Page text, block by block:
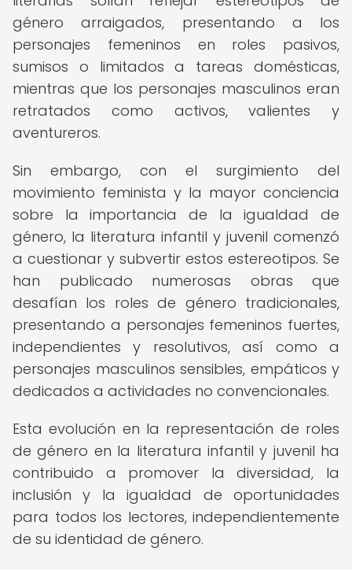
género arraigados, presentando a los
personajes femeninos en roles pasivos,
sumisos o limitados a tareas domésticas,
mientras que los personajes masculinos eran
retratados como activos, valientes y
aventureros.
Sin embargo, con el surgimiento del
movimiento feminista y la mayor conciencia
sobre la importancia de la igualdad de
género, la literatura infantil y juvenil comenzó
a cuestionar y subvertir estos estereotipos. Se
han publicado numerosas obras que
desafían los roles de género tradicionales,
presentando a personajes femeninos fuertes,
independientes y resolutivos, así como a
personajes masculinos sensibles, empáticos y
dedicados a actividades no convencionales.
Esta evolución en la representación de roles
de género en la literatura infantil y juvenil ha
contribuido a promover la diversidad, la
inclusión y la igualdad de oportunidades
para todos los lectores, independientemente
de su identidad de género.